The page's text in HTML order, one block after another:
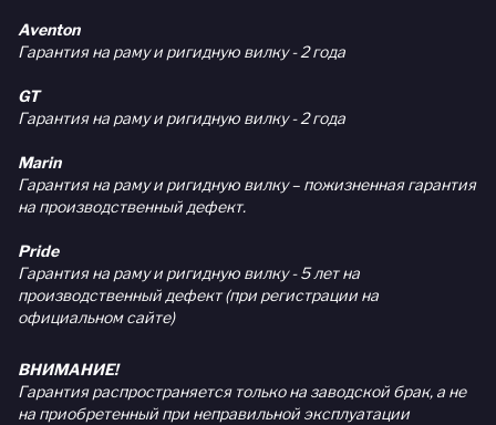
Aventon
Гарантия на раму и ригидную вилку - 2 года
GT
Гарантия на раму и ригидную вилку - 2 года
Marin
Гарантия на раму и ригидную вилку – пожизненная гарантия
на производственный дефект.
Pride
Гарантия на раму и ригидную вилку - 5 лет на
производственный дефект (при регистрации на
официальном сайте)
ВНИМАНИЕ!
Гарантия распространяется только на заводской брак, а не
на приобретенный при неправильной эксплуатации